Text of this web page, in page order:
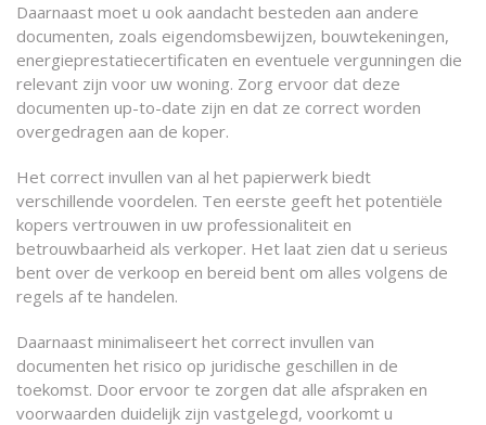
Daarnaast moet u ook aandacht besteden aan andere
documenten, zoals eigendomsbewijzen, bouwtekeningen,
energieprestatiecertificaten en eventuele vergunningen die
relevant zijn voor uw woning. Zorg ervoor dat deze
documenten up-to-date zijn en dat ze correct worden
overgedragen aan de koper.
Het correct invullen van al het papierwerk biedt
verschillende voordelen. Ten eerste geeft het potentiële
kopers vertrouwen in uw professionaliteit en
betrouwbaarheid als verkoper. Het laat zien dat u serieus
bent over de verkoop en bereid bent om alles volgens de
regels af te handelen.
Daarnaast minimaliseert het correct invullen van
documenten het risico op juridische geschillen in de
toekomst. Door ervoor te zorgen dat alle afspraken en
voorwaarden duidelijk zijn vastgelegd, voorkomt u